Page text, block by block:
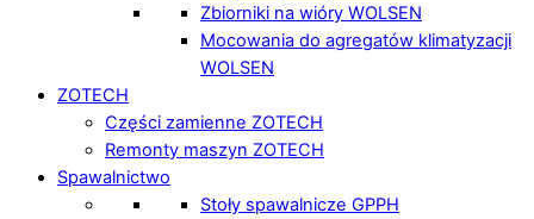
Zbiorniki na wióry WOLSEN
Mocowania do agregatów klimatyzacji
WOLSEN
ZOTECH
Części zamienne ZOTECH
Remonty maszyn ZOTECH
Spawalnictwo
Stoły spawalnicze GPPH